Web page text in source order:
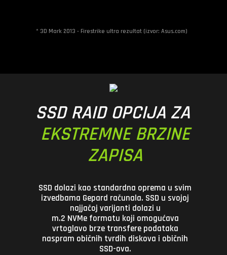
* 3D Mark 2013 - Firestrike ultra rezultat (izvor: Asus.com)
SSD RAID OPCIJA ZA
EKSTREMNE BRZINE
ZAPISA
SSD dolazi kao standardna oprema u svim
izvedbama Gepard računala. SSD u svojoj
najjačoj varijanti dolazi u
m.2 NVMe formatu koji omogućava
vrtoglavo brze transfere podataka
naspram običnih tvrdih diskova i običnih
SSD-ova.